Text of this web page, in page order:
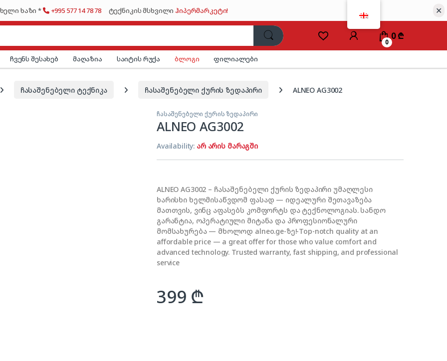
ხაზი * +995 577 14 78 78 ტექნიკის მსხვილიჰიპერმარკეტი! ✕
0
0₾
ჩვენს შესახებ მაღაზია საიტის რუქა ბლოგი ფილიალები
ჩასაშენებელი ტექნიკა ჩასაშენებელი ქურის ზედაპირი ALNEO AG3002
ჩასაშენებელი ქურის ზედაპირი
ALNEO AG3002
Availability: არ არის მარაგში
ALNEO AG3002 – ჩასაშენებელი ქურის ზედაპირი უმაღლესი
ხარისხი ხელმისაწვდომ ფასად — იდეალური შეთავაზება
მათთვის, ვინც აფასებს კომფორტს და ტექნოლოგიას. სანდო
გარანტია, ოპერატიული მიტანა და პროფესიონალური
მომსახურება — მხოლოდ alneo.ge-ზე!-Top-notch quality at an
affordable price — a great offer for those who value comfort and
advanced technology. Trusted warranty, fast shipping, and professional
service
399 ₾